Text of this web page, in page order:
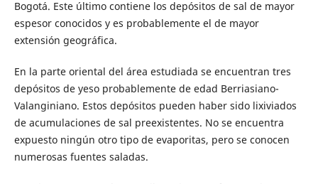
Bogotá. Este último contiene los depósitos de sal de mayor
espesor conocidos y es probablemente el de mayor
extensión geográfica.
En la parte oriental del área estudiada se encuentran tres
depósitos de yeso probablemente de edad Berriasiano-
Valanginiano. Estos depósitos pueden haber sido lixiviados
de acumulaciones de sal preexistentes. No se encuentra
expuesto ningún otro tipo de evaporitas, pero se conocen
numerosas fuentes saladas.